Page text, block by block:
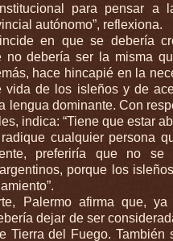
para pensar a
autónomo”, reflexiona.
en que se debería
no debería ser la misma
hace hincapié en la
vida de los isleños y de
lengua dominante. Con
indica: “Tiene que estar
cualquier persona
preferiría que no
porque los
Palermo afirma que,
dejar de ser
Tierra del Fuego. También